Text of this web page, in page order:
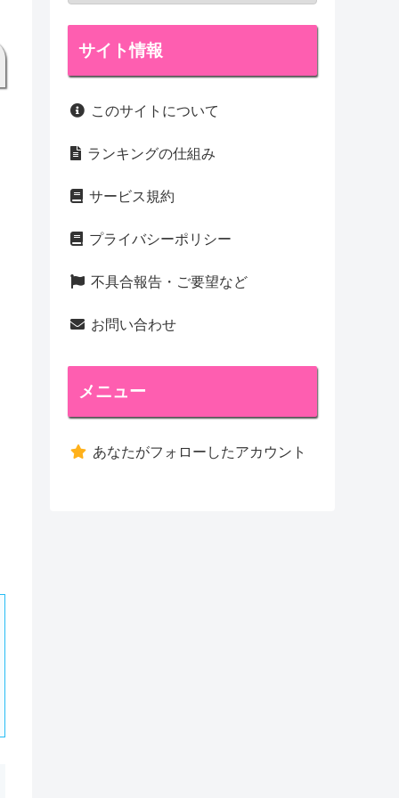
サイト情報
このサイトについて
ランキングの仕組み
サービス規約
プライバシーポリシー
不具合報告・ご要望など
お問い合わせ
メニュー
あなたがフォローしたアカウント